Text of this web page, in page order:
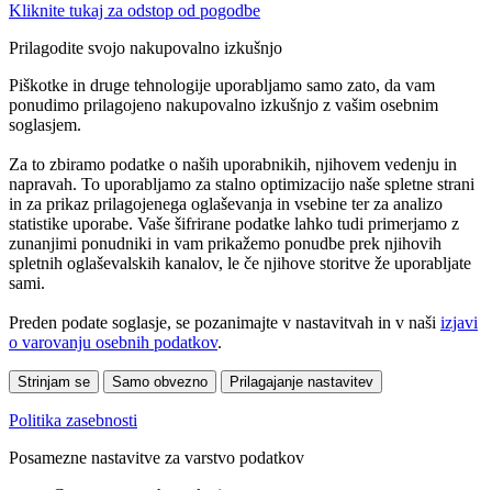
Kliknite tukaj za odstop od pogodbe
Prilagodite svojo nakupovalno izkušnjo
Piškotke in druge tehnologije uporabljamo samo zato, da vam
ponudimo prilagojeno nakupovalno izkušnjo z vašim osebnim
soglasjem.
Za to zbiramo podatke o naših uporabnikih, njihovem vedenju in
napravah. To uporabljamo za stalno optimizacijo naše spletne strani
in za prikaz prilagojenega oglaševanja in vsebine ter za analizo
statistike uporabe. Vaše šifrirane podatke lahko tudi primerjamo z
zunanjimi ponudniki in vam prikažemo ponudbe prek njihovih
spletnih oglaševalskih kanalov, le če njihove storitve že uporabljate
sami.
Preden podate soglasje, se pozanimajte v nastavitvah in v naši izjavi
o varovanju osebnih podatkov.
Strinjam se Samo obvezno Prilagajanje nastavitev
Politika zasebnosti
Posamezne nastavitve za varstvo podatkov